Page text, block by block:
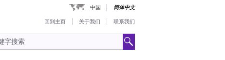
中国 简体中文
回到主页 关于我们 联系我们